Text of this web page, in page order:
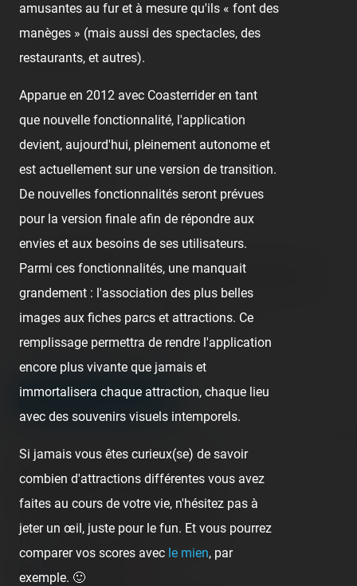
Comment
Nom/prénom
Email address
Nous vous demandons de fournir une véritable adresse e-mail
Lien de votre site ou page personnelle
Champ facultatif
LEAVE A COMMENT
About this theme park
Disneyland Paris - Disneyland Park
France - Marne la Vallée - Île-de-France
amusantes au fur et à mesure qu'ils « font des
manèges » (mais aussi des spectacles, des
restaurants, et autres).
Apparue en 2012 avec Coasterrider en tant
que nouvelle fonctionnalité, l'application
devient, aujourd'hui, pleinement autonome et
est actuellement sur une version de transition.
De nouvelles fonctionnalités seront prévues
pour la version finale afin de répondre aux
envies et aux besoins de ses utilisateurs.
Parmi ces fonctionnalités, une manquait
grandement : l'association des plus belles
images aux fiches parcs et attractions. Ce
remplissage permettra de rendre l'application
encore plus vivante que jamais et
immortalisera chaque attraction, chaque lieu
avec des souvenirs visuels intemporels.
Si jamais vous êtes curieux(se) de savoir
combien d'attractions différentes vous avez
faites au cours de votre vie, n'hésitez pas à
jeter un œil, juste pour le fun. Et vous pourrez
comparer vos scores avec le mien, par
exemple. 🙂